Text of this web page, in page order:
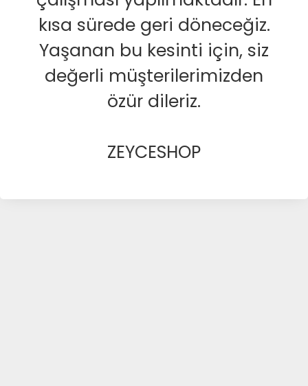
kısa sürede geri döneceğiz.
Yaşanan bu kesinti için, siz
değerli müşterilerimizden
özür dileriz.
ZEYCESHOP